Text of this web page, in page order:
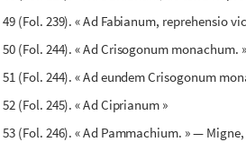
49 (Fol. 239). « Ad Fabianum, reprehensio
50 (Fol. 244). « Ad Crisogonum monachum.
51 (Fol. 244). « Ad eundem Crisogonum
52 (Fol. 245). « Ad Ciprianum »
53 (Fol. 246). « Ad Pammachium. » — Migne,